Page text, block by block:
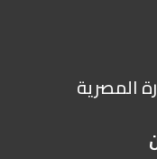
المصرية